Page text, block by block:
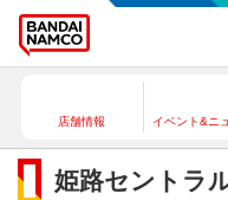
店舗情報 イベント&ニ
姫路セントラ